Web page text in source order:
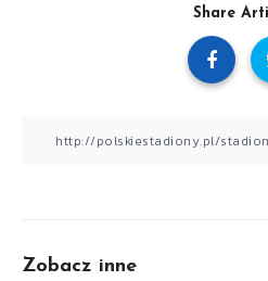
Share
Zobacz inne